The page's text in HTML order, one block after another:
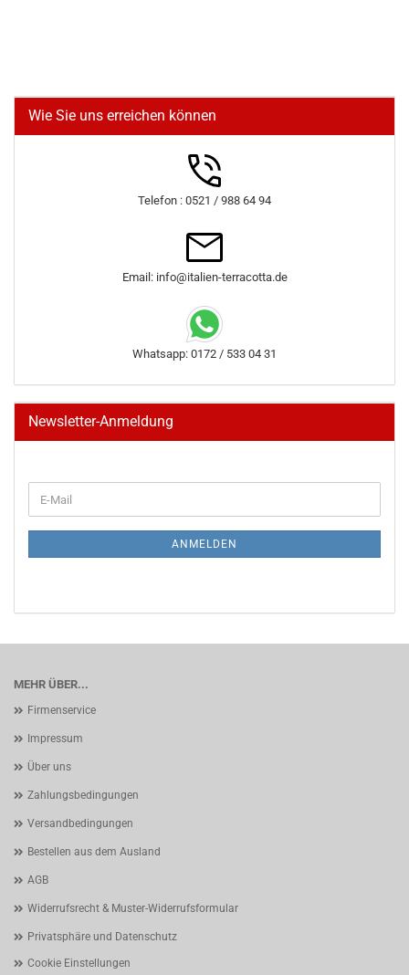
Wie Sie uns erreichen können
Telefon : 0521 / 988 64 94
Email: info@italien-terracotta.de
Whatsapp: 0172 / 533 04 31
Newsletter-Anmeldung
ZUR
E-
Mail
ANMELDEN
MEHR ÜBER...
Firmenservice
Impressum
Über uns
Zahlungsbedingungen
Versandbedingungen
Bestellen aus dem Ausland
AGB
Widerrufsrecht & Muster-Widerrufsformular
Privatsphäre und Datenschutz
Cookie Einstellungen